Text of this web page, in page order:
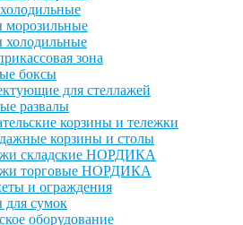
зона
боксы
для стеллажей
развалы
корзины и тележки
корзины и столы
складские НОРДИКА
торговые НОРДИКА
и ограждения
сумок
оборудование